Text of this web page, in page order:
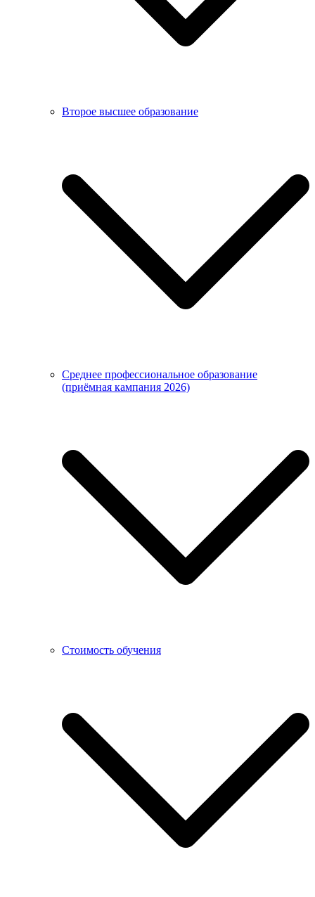
Второе высшее образование
Среднее профессиональное образование
(приёмная кампания 2026)
Стоимость обучения